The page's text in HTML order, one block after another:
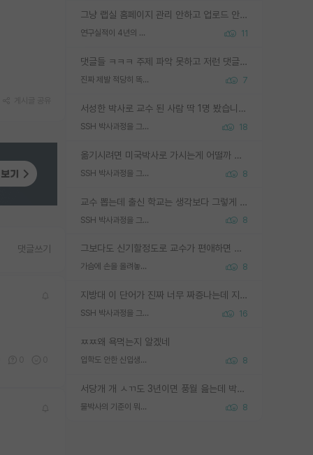
그냥 랩실 홈페이지 관리 안하고 업로드 안한거 아님?
연구실적이 4년의 공백이 있는거 어떻게 생각하냐 11
댓글들 ㅋㅋㅋ 주제 파악 못하고 저런 댓글들을 쓰네. 조직에 인간이 얼마나 중요한데 걱정될 수도 있지 ㅋㅋ 본인들은 퍽이나 잘하나봐 ? 현실은 남들한테 욕 안 먹는 1인분만 하는 것도 힘들텐데 ?
진짜 제발 적당히 똑똑한 박사과정이라도 위에 있었으면.. 7
서성한 박사로 교수 된 사람 딱 1명 봤습니다. 근데 지방대 박사로 교수된 거는 기적이 일어나야되요. 서성한 학부부터여도 빡센게 교수임용일텐데 지방대박사로 무슨 교수가 되나요...... 중소기업/중견기업 팀장급/연구소장급이나 될거 같네요.
SSH 박사과정을 그만두고 지방대 박사로 옮기면 교수의 꿈은 끝일까요? 18
옮기시려면 미국박사로 가시는게 어떨까 싶네요. 교수가 꿈이면 미국박사 하고 미국교수 까지 같이 노리시는게 기회가 많지 않을까요?
SSH 박사과정을 그만두고 지방대 박사로 옮기면 교수의 꿈은 끝일까요? 8
교수 뽑는데 출신 학교는 생각보다 그렇게 안 봄. 앞으로는 더 안 보게 될거임. 박사는 어디서 진행해도 됨. 단, 제대로 쌓고 좋은 실적 만들 수 있다면. 그런데 지방대는 그럴 가능성이 지극히 낮음. 나만 열심히 잘 하면 된다? 인간은 주변 환경에 지배되는 나약한 존재임. 주변의 지방대 대학원생과 섞이고 지방 특유의 여유로움 또는 나쁘게 얘기해서 나태함에 젖어 살다보면 교수의 꿈 자체를 잊어버리게 될 가능성도 있음. 주변 환경이 70~80%임.
SSH 박사과정을 그만두고 지방대 박사로 옮기면 교수의 꿈은 끝일까요? 8
그보다도 신기할정도로 교수가 편애하면 그사람만 논문이 되더라구요 내용이 다른 사람보다 허접해도요
가슴에 손을 올려놓고 싫어하는 사람 불공정하게 리뷰 8
지방대 이 단어가 진짜 너무 짜증나는데 지방대면 다 그냥 쓰레기인가요? 무슨 말 같지도 않은 댓글들이 있는건지??? 지방에도 충분히 좋은 대학 많고 충분히 잘하는 교수님들 많습니다 포항공대 4개 IST 대표 지거국들 여기 모두 다 지방에 있고 여기 출신들 중에 교수하는 분들 적지 않습니다 지거국 출신이 무슨 교수를 하냐?라고 생각할 사람들 많은데 상위 대표 지거국에 아웃라이어들 많습니다 결국 개인의 연구역량과 실적이 중요합니다 이 역량을 펼치는데 있어서 지도교수와의 합도 중요합니다. 그리고 경력이 필요하면 해외포닥까지 다녀오세요
SSH 박사과정을 그만두고 지방대 박사로 옮기면 교수의 꿈은 끝일까요? 16
ㅉㅉ왜 욕먹는지 알겠네
입학도 안한 신입생이 원래 관심을 받나요 8
서당개 개 ㅅㄲ도 3년이면 풍월 읊는데 박사 5년 이상 대리고 있으면서 물된건 교수 탓 맞는ㄱ게 거기가 서당이 아니란 소리임
물박사의 기준이 뭐임? 8
댓글쓰기